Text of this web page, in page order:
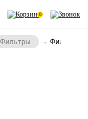
0
Фильтры Фильтры